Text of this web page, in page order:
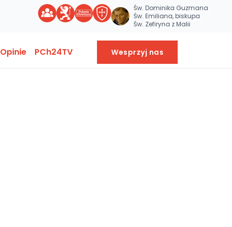
Św. Dominika Guzmana
Św. Emiliana, biskupa
Św. Zefiryna z Malii
Opinie PCh24TV Wesprzyj nas